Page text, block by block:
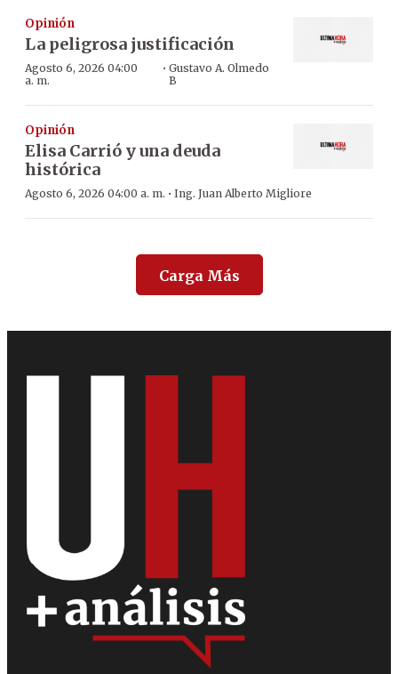
Opinión
La peligrosa justificación
Agosto 6, 2026 04:00
a. m.
· Gustavo A. Olmedo
B
Opinión
Elisa Carrió y una deuda
histórica
Agosto 6, 2026 04:00 a. m. · Ing. Juan Alberto Migliore
Carga Más